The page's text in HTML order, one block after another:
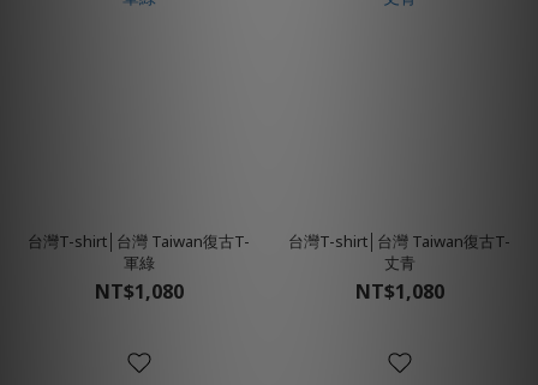
台灣T-shirt│台灣 Taiwan復古T-
軍綠
NT$1,080
台灣T-shirt│台灣 Taiwan復古T-
丈青
NT$1,080